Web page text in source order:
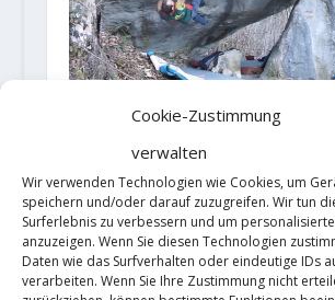
Cookie-Zustimmung
verwalten
Wir verwenden Technologien wie Cookies, um
speichern und/oder darauf zuzugreifen. Wir tun
Surferlebnis zu verbessern und um
anzuzeigen. Wenn Sie diesen Technologien
Daten wie das Surfverhalten oder eindeutige IDs
verarbeiten. Wenn Sie Ihre Zustimmung nicht
David Kompatscher
„Zunami“ 8C
30. November 2020